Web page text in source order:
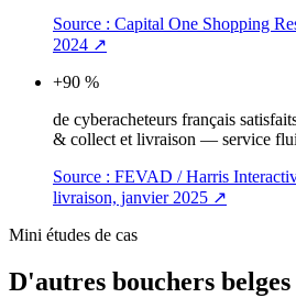
Source : Capital One Shopping
2024 ↗
+90 %
de cyberacheteurs français
& collect et livraison — service
Source : FEVAD / Harris
livraison, janvier 2025 ↗
Mini études de cas
D'autres bouchers